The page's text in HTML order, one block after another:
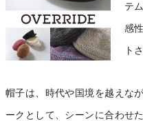
テ
感
ト
帽子は、時代や国境を越えな
ークとして、シーンに合わせ